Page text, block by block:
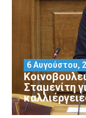
Σταμενίτη
6 Αυγούστου,